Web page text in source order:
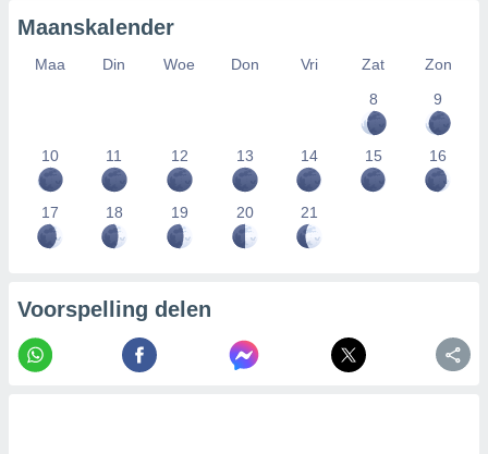
Maanskalender
Maa Din Woe Don Vri Zat
Zon
8
9
10 11 12 13 14 15 16
17 18 19 20 21
Voorspelling delen